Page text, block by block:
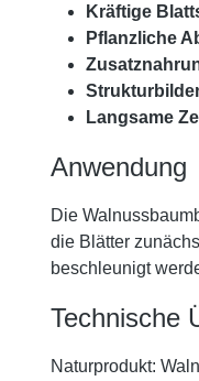
Kräftige
Pflanzliche
Langsame
Anwendung
Die
die Blätter
beschleunigt
Technische
Naturprodukt: